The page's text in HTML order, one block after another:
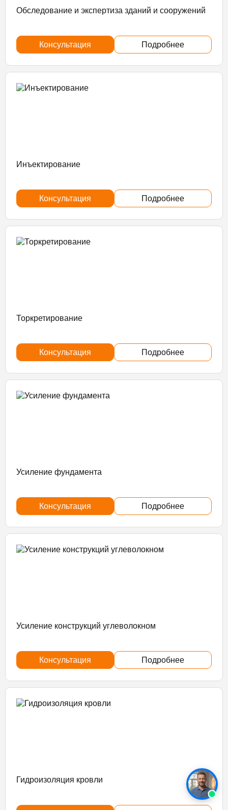
Обследование и экспертиза зданий и сооружений
Консультация Подробнее
Инъектирование
Консультация Подробнее
Торкретирование
Консультация Подробнее
Усиление фундамента
Консультация Подробнее
Усиление конструкций углеволокном
Консультация Подробнее
Гидроизоляция кровли